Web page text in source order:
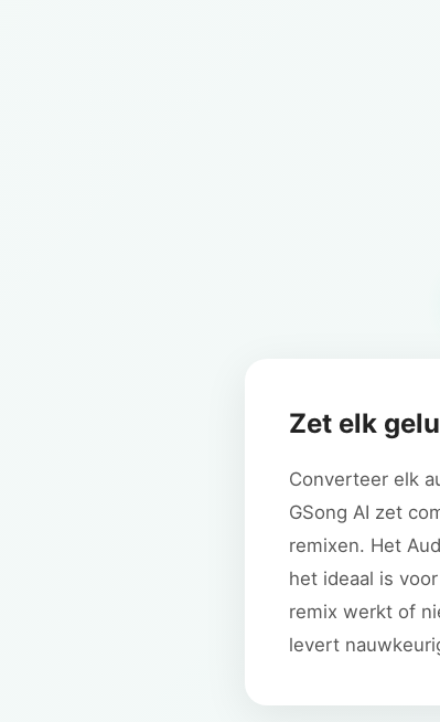
Zet elk
Converteer elk
GSong AI zet
remixen. Het
het ideaal is
remix werkt of
levert